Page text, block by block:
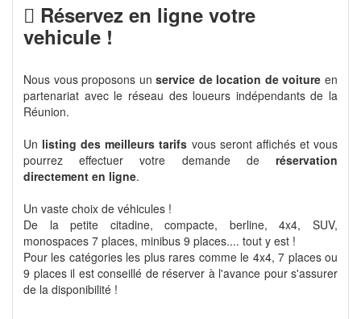
Réservez en ligne votre
vehicule !
Nous vous proposons unservice de location de voiture en
partenariat avec le réseau des loueurs indépendants de la
Réunion.
Un listing des meilleurs tarifs vous seront affichés et vous
pourrez effectuer votre demande de réservation
directement en ligne.
Un vaste choix de véhicules !
De la petite citadine, compacte, berline, 4x4, SUV,
monospaces 7 places, minibus 9 places.... tout y est !
Pour les catégories les plus rares comme le 4x4, 7 places ou
9 places il est conseillé de réserver à l'avance pour s'assurer
de la disponibilité !